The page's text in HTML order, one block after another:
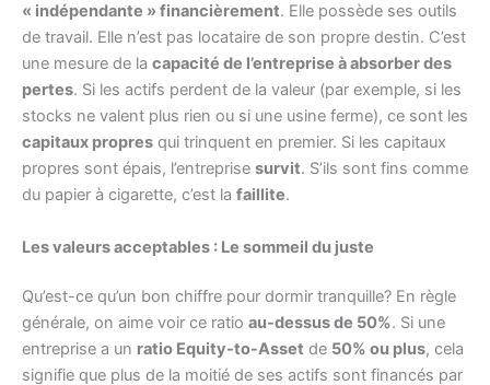
« indépendante » financièrement. Elle possède ses outils
de travail. Elle n’est pas locataire de son propre destin. C’est
une mesure de la capacité de l’entreprise à absorber des
pertes. Si les actifs perdent de la valeur (par exemple, si les
stocks ne valent plus rien ou si une usine ferme), ce sont les
capitaux propres qui trinquent en premier. Si les capitaux
propres sont épais, l’entreprise survit. S’ils sont fins comme
du papier à cigarette, c’est la faillite.
Les valeurs acceptables : Le sommeil du juste
Qu’est-ce qu’un bon chiffre pour dormir tranquille? En règle
générale, on aime voir ce ratio au-dessus de 50%. Si une
entreprise a un ratio Equity-to-Asset de 50% ou plus, cela
signifie que plus de la moitié de ses actifs sont financés par